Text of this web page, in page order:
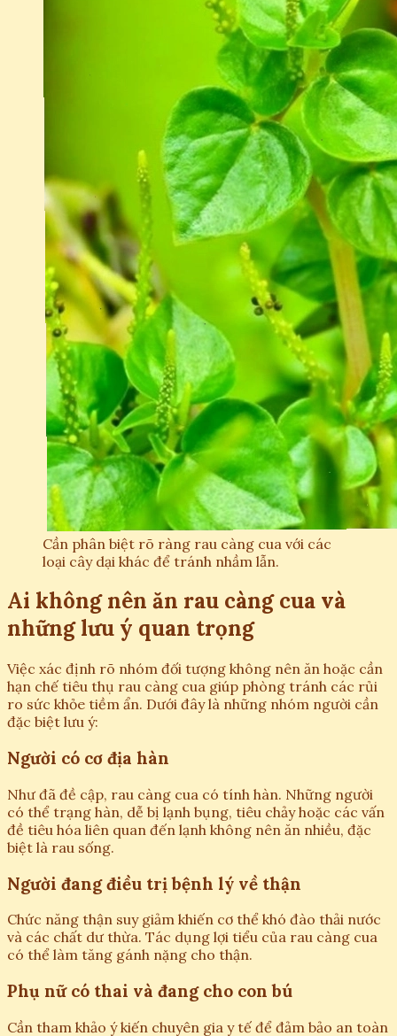
Cần phân biệt rõ ràng rau càng cua với các
loại cây dại khác để tránh nhầm lẫn.
Ai không nên ăn rau càng cua và
những lưu ý quan trọng
Việc xác định rõ nhóm đối tượng không nên ăn hoặc cần
hạn chế tiêu thụ rau càng cua giúp phòng tránh các rủi
ro sức khỏe tiềm ẩn. Dưới đây là những nhóm người cần
đặc biệt lưu ý:
Người có cơ địa hàn
Như đã đề cập, rau càng cua có tính hàn. Những người
có thể trạng hàn, dễ bị lạnh bụng, tiêu chảy hoặc các vấn
đề tiêu hóa liên quan đến lạnh không nên ăn nhiều, đặc
biệt là rau sống.
Người đang điều trị bệnh lý về thận
Chức năng thận suy giảm khiến cơ thể khó đào thải nước
và các chất dư thừa. Tác dụng lợi tiểu của rau càng cua
có thể làm tăng gánh nặng cho thận.
Phụ nữ có thai và đang cho con bú
Cần tham khảo ý kiến chuyên gia y tế để đảm bảo an toàn